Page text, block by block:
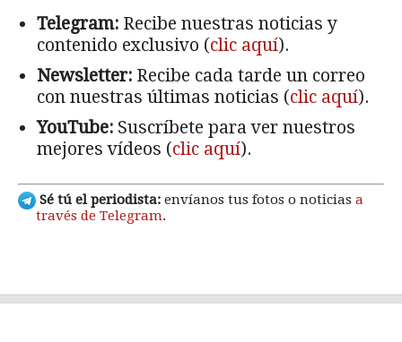
Telegram: Recibe nuestras noticias y
contenido exclusivo (clic aquí).
Newsletter: Recibe cada tarde un correo
con nuestras últimas noticias (clic aquí).
YouTube: Suscríbete para ver nuestros
mejores vídeos (clic aquí).
Sé tú el periodista: envíanos tus fotos o noticias a
través de Telegram.